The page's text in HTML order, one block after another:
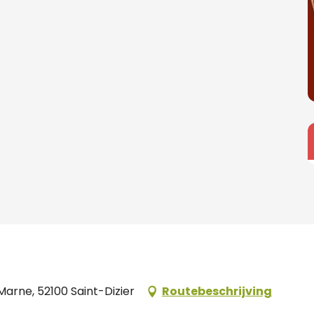
52100 Saint-Dizier Routebeschrijving